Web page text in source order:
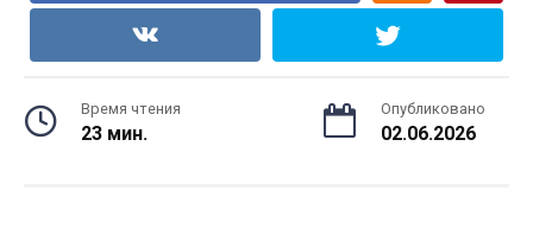
Время чтения
23 мин.
Опубликовано
02.06.2026